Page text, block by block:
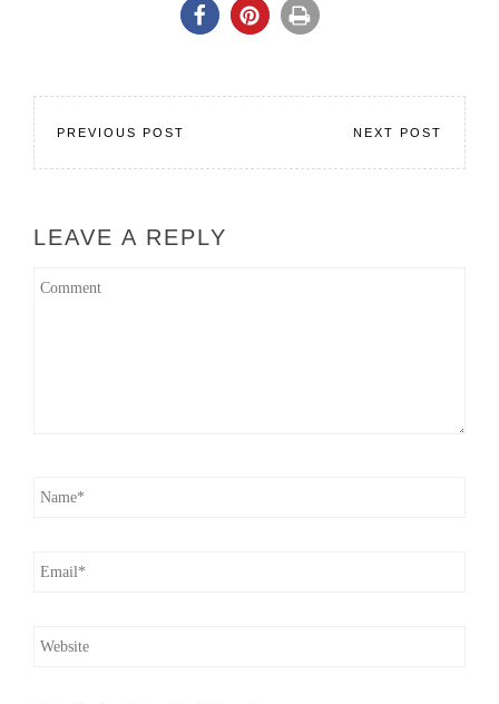
PREVIOUS POST NEXT POST
LEAVE A REPLY